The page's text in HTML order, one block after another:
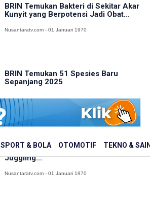
SPORT & BOLA OTOMOTIF TEKNO &
BRIN Temukan Bakteri di Sekitar Akar
Kunyit yang Berpotensi Jadi Obat...
Nusantaratv.com - 01 Januari 1970
BRIN Temukan 51 Spesies Baru
Sepanjang 2025
Nusantaratv.com - 01 Januari 1970
Luar Biasa! Penggemar Sepak Bola
Swedia Pecahkan Rekor Dunia
Juggling...
Nusantaratv.com - 01 Januari 1970